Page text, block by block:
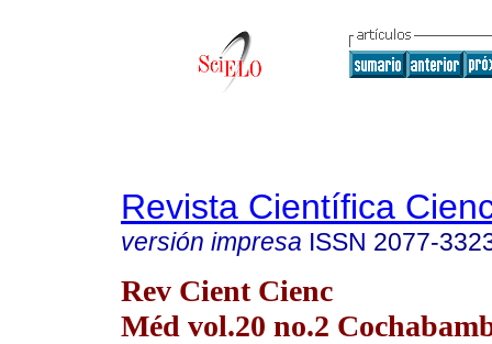
Revista Científica
versión impresa ISSN 2077-
Rev Cient Cienc
Méd vol.20 no.2